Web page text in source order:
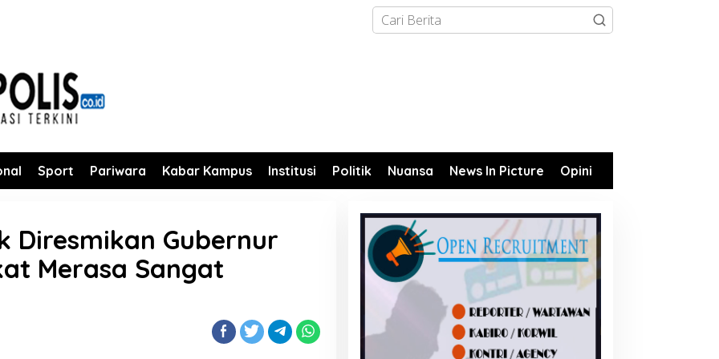
Sport Pariwara Kabar Kampus Institusi Politik Nuansa News In Picture Opini
Diresmikan Gubernur
Merasa Sangat